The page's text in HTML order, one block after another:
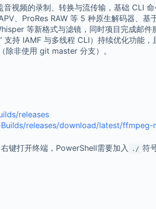
音视频的录制、转换与流传输，基础 CLI
、ProRes RAW 等 5 种原生解码器、
等新格式与滤镜，同时项目完成邮
持 IAMF 与多线程 CLI）持续优化功能
除非使用 git master 分支）。
releases
releases/download/latest/
键打开终端，PowerShell需要加入 ./ 符